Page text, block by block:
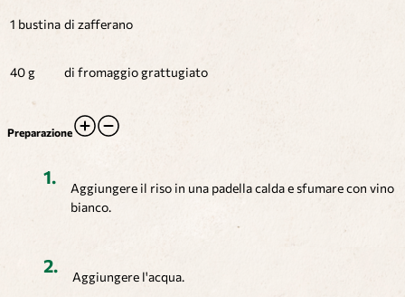
1 bustina di zafferano
40 g di fromaggio grattugiato
Preparazione
Aggiungere il riso in una padella calda e sfumare con vino
bianco.
Aggiungere l'acqua.